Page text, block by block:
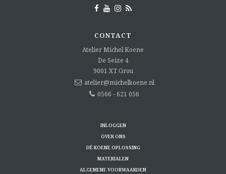
CONTACT
Atelier Michel Koene
De Seize 4
9001 XT Grou
atelier@michelkoene.nl
0566 - 621 056
INLOGGEN
OVER ONS
DÉ KOENE OPLOSSING
MATERIALEN
ALGEMENE VOORWAARDEN